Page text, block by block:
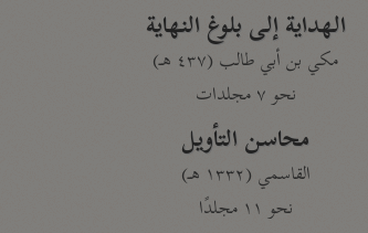
الهداية إلى بلوغ النهاية
مكي بن أبي طالب (٤٣٧ هـ)
نحو ٧ مجلدات
محاسن التأويل
القاسمي (١٣٣٢ هـ)
نحو ١١ مجلدًا